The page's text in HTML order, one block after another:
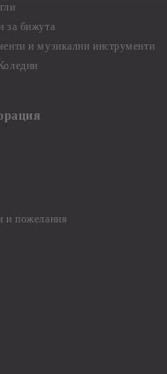
за бижута
и музикални инструменти
и пожелания